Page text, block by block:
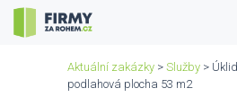
Aktuální zakázky > Služby >
podlahová plocha 53 m2